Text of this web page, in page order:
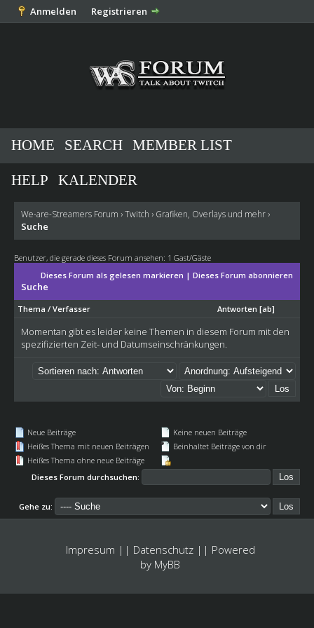
Anmelden Registrieren
HOME SEARCH MEMBER LIST
HELP KALENDER
We-are-Streamers Forum ›Twitch › Grafiken, Overlays und mehr›
Suche
Benutzer, die gerade dieses Forum ansehen: 1 Gast/Gäste
Dieses Forum als gelesen markieren | Dieses Forum abonnieren
Suche
Thema / Verfasser Antworten [ab]
Momentan gibt es leider keine Themen in diesem Forum mit den
spezifizierten Zeit- und Datumseinschränkungen.
Neue Beiträge
Heißes Thema mit neuen Beiträgen
Heißes Thema ohne neue Beiträge
Keine neuen Beiträge
Beinhaltet Beiträge von dir
Dieses Forum durchsuchen:
Gehe zu:
Impresum || Datenschutz|| Powered
by MyBB